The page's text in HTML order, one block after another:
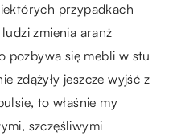
przypadkach
zmienia aranż
pozbywa się mebli w stu
zdążyły jeszcze wyjść z
to właśnie my
szczęśliwymi